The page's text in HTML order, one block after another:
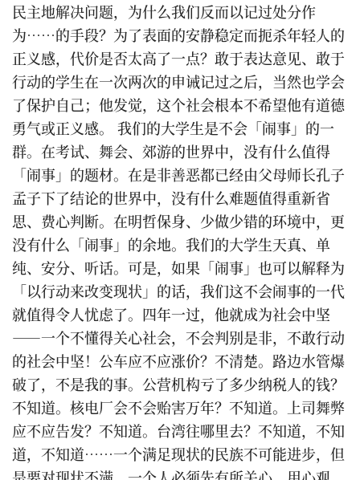
民主地解决问题，为什么我们反而以记过处分作
为……的手段？为了表面的安静稳定而扼杀年轻人的
正义感，代价是否太高了一点？敢于表达意见、敢于
行动的学生在一次两次的申诫记过之后，当然也学会
了保护自己；他发觉，这个社会根本不希望他有道德
勇气或正义感。 我们的大学生是不会「闹事」的一
群。在考试、舞会、郊游的世界中，没有什么值得
「闹事」的题材。在是非善恶都已经由父母师长孔子
孟子下了结论的世界中，没有什么难题值得重新省
思、费心判断。在明哲保身、少做少错的环境中，更
没有什么「闹事」的余地。我们的大学生天真、单
纯、安分、听话。可是，如果「闹事」也可以解释为
「以行动来改变现状」的话，我们这不会闹事的一代
就值得令人忧虑了。四年一过，他就成为社会中坚
——一个不懂得关心社会，不会判别是非，不敢行动
的社会中坚！公车应不应涨价？不清楚。路边水管爆
破了，不是我的事。公营机构亏了多少纳税人的钱？
不知道。核电厂会不会贻害万年？不知道。上司舞弊
应不应告发？不知道。台湾往哪里去？不知道，不知
道，不知道……一个满足现状的民族不可能进步，但